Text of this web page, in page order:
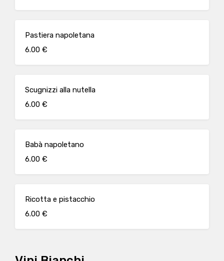
Pastiera napoletana
6.00 €
Scugnizzi alla nutella
6.00 €
Babà napoletano
6.00 €
Ricotta e pistacchio
6.00 €